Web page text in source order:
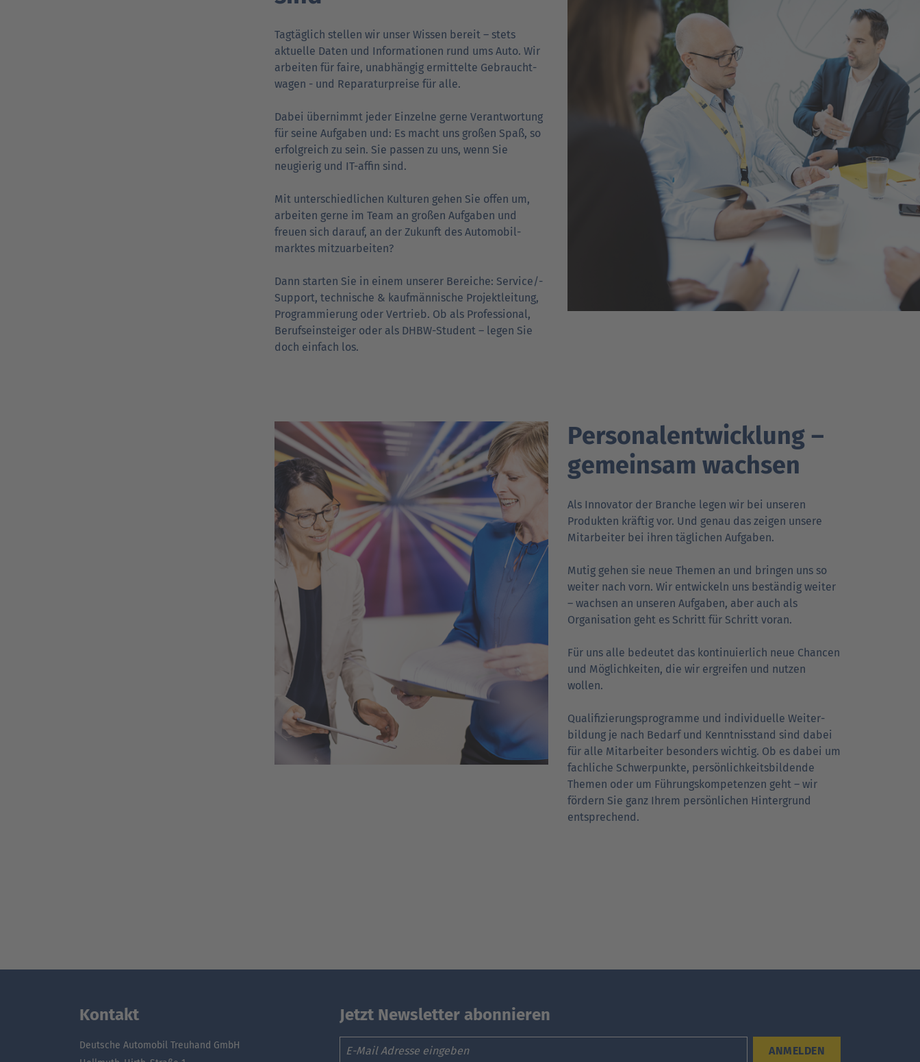
Tagtäglich stellen wir unser Wissen bereit – stets
aktuelle Daten und Informationen rund ums Auto. Wir
arbeiten für faire, unabhängig ermittelte Gebraucht­
wagen - und Repa­ra­tur­preise für alle.
Dabei übernimmt jeder Einzelne gerne Verantwortung
für seine Aufgaben und: Es macht uns großen Spaß, so
erfolg­reich zu sein. Sie passen zu uns, wenn Sie
neugierig und IT-affin sind.
Mit unterschied­lichen Kulturen gehen Sie offen um,
arbei­ten gerne im Team an großen Aufgaben und
freuen sich darauf, an der Zukunft des Automobil­
marktes mit­zu­arbeiten?
Dann starten Sie in einem unserer Bereiche: Service/­
Support, technische & kauf­männische Projektleitung,
Pro­gram­mie­rung oder Vertrieb. Ob als Professional,
Berufs­ein­steiger oder als DHBW-Student – legen Sie
doch einfach los.
Personal­entwicklung –
gemeinsam wachsen
Als Innovator der Branche legen wir bei unseren
Produkten kräftig vor. Und genau das zeigen unsere
Mitarbeiter bei ihren täglichen Aufgaben.
Mutig gehen sie neue Themen an und bringen uns so
weiter nach vorn. Wir entwickeln uns beständig weiter
– wachsen an unseren Aufgaben, aber auch als
Organisation geht es Schritt für Schritt voran.
Für uns alle bedeutet das kontinuierlich neue Chancen
und Möglichkeiten, die wir ergreifen und nutzen
wollen.
Qualifizierungs­programme und individuelle Weiter­
bildung je nach Bedarf und Kenntnis­stand sind dabei
für alle Mitarbeiter besonders wichtig. Ob es dabei um
fachliche Schwer­punkte, persönlich­keits­bildende
Themen oder um Führungs­kompe­tenzen geht – wir
fördern Sie ganz Ihrem persönlichen Hintergrund
entsprechend.
Kontakt
Deutsche Automobil Treuhand GmbH
Jetzt Newsletter abonnieren
Email
ANMELDEN